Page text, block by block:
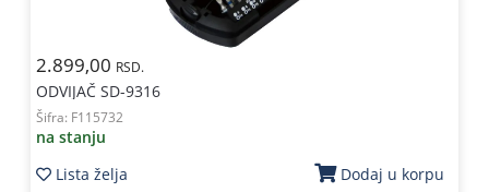
2.899,00 RSD.
ODVIJAČ SD-9316
Šifra: F115732
na stanju
Lista želja
Dodaj u korpu